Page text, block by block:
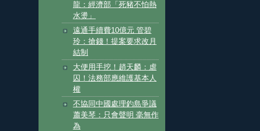
龍：經濟部「死豬不怕熱
水燙」
遠通手續費10億元 管碧
玲：搶錢！提案要求改月
結制
大便用手挖！趙天麟：虐
囚！法務部應維護基本人
權
不協同中國處理釣島爭議
蕭美琴：只會聲明 毫無作
為